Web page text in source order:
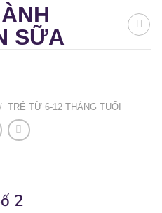
/ TRẺ TỪ 6-12 THÁNG TUỔI
2